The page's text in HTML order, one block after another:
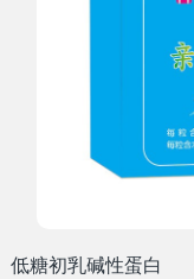
低糖初乳碱性蛋白